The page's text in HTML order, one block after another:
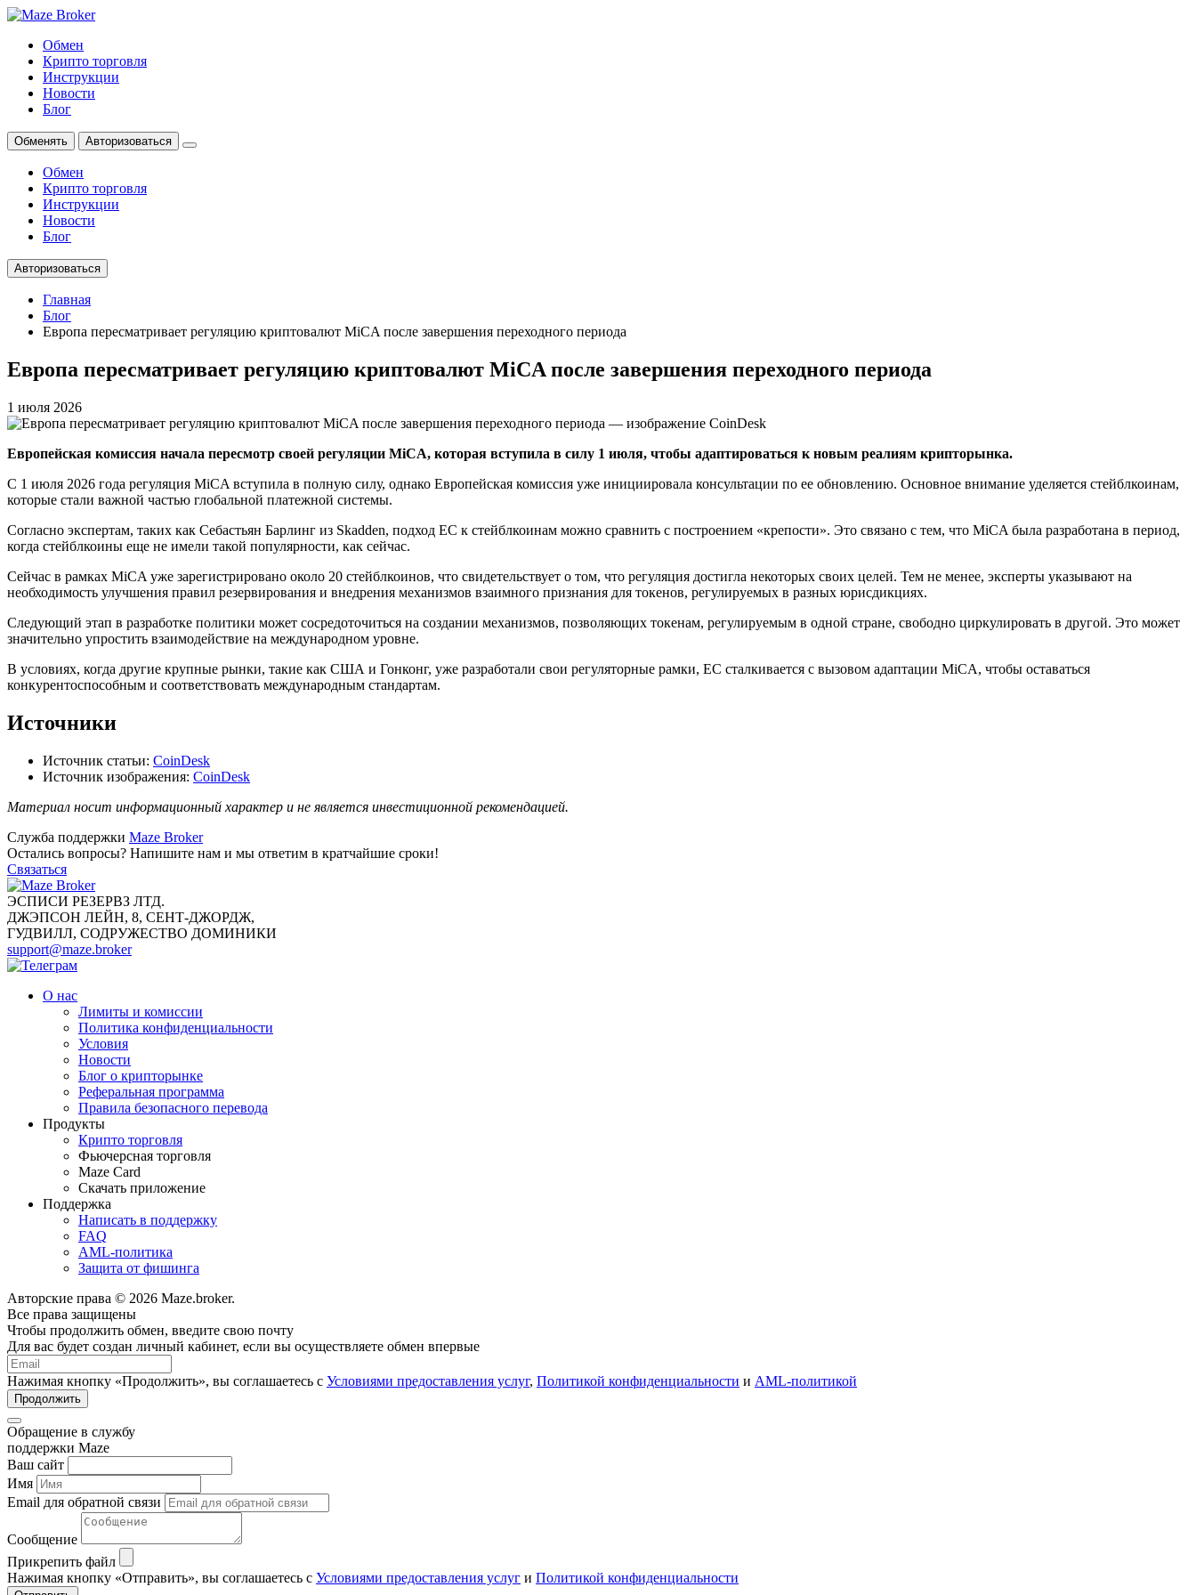
Обмен
Крипто торговля
Инструкции
Новости
Блог
Обменять Авторизоваться
Обмен
Крипто торговля
Инструкции
Новости
Блог
Авторизоваться
Главная
Блог
Европа пересматривает регуляцию криптовалют MiCA после завершения переходного периода
Европа пересматривает регуляцию криптовалют MiCA после завершения переходного периода
1 июля 2026
Европейская комиссия начала пересмотр своей регуляции MiCA, которая вступила в силу 1 июля, чтобы адаптироваться к новым реалиям крипторынка.
С 1 июля 2026 года регуляция MiCA вступила в полную силу, однако Европейская комиссия уже инициировала консультации по ее обновлению. Основное внимание уделяется стейблкоинам,
которые стали важной частью глобальной платежной системы.
Согласно экспертам, таких как Себастьян Барлинг из Skadden, подход ЕС к стейблкоинам можно сравнить с построением «крепости». Это связано с тем, что MiCA была разработана в период,
когда стейблкоины еще не имели такой популярности, как сейчас.
Сейчас в рамках MiCA уже зарегистрировано около 20 стейблкоинов, что свидетельствует о том, что регуляция достигла некоторых своих целей. Тем не менее, эксперты указывают на
необходимость улучшения правил резервирования и внедрения механизмов взаимного признания для токенов, регулируемых в разных юрисдикциях.
Следующий этап в разработке политики может сосредоточиться на создании механизмов, позволяющих токенам, регулируемым в одной стране, свободно циркулировать в другой. Это может
значительно упростить взаимодействие на международном уровне.
В условиях, когда другие крупные рынки, такие как США и Гонконг, уже разработали свои регуляторные рамки, ЕС сталкивается с вызовом адаптации MiCA, чтобы оставаться
конкурентоспособным и соответствовать международным стандартам.
Источники
Источник статьи: CoinDesk
Источник изображения: CoinDesk
Материал носит информационный характер и не является инвестиционной рекомендацией.
Служба поддержки Maze Broker
Остались вопросы? Напишите нам и мы ответим в кратчайшие сроки!
Связаться
ЭСПИСИ РЕЗЕРВЗ ЛТД.
ДЖЭПСОН ЛЕЙН, 8, СЕНТ-ДЖОРДЖ,
ГУДВИЛЛ, СОДРУЖЕСТВО ДОМИНИКИ
support@maze.broker
О нас
Лимиты и комиссии
Политика конфиденциальности
Условия
Новости
Блог о крипторынке
Реферальная программа
Правила безопасного перевода
Продукты
Крипто торговля
Фьючерсная торговля
Maze Card
Скачать приложение
Поддержка
Написать в поддержку
FAQ
AML-политика
Защита от фишинга
Авторские права © 2026 Maze.broker.
Все права защищены
Чтобы продолжить обмен, введите свою почту
Для вас будет создан личный кабинет, если вы осуществляете обмен впервые
Нажимая кнопку «Продолжить», вы соглашаетесь с Условиями предоставления услуг, Политикой конфиденциальности и AML-политикой
Продолжить
Обращение в службу
поддержки Maze
Ваш сайт
Имя
Email для обратной связи
Сообщение
Прикрепить файл
Нажимая кнопку «Отправить», вы соглашаетесь с Условиями предоставления услуг и Политикой конфиденциальности